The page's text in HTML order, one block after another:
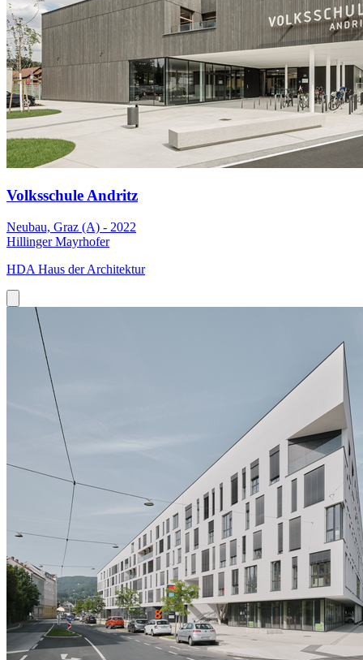
Volksschule Andritz
Neubau, Graz (A) - 2022
Hillinger Mayrhofer
HDA Haus der Architektur